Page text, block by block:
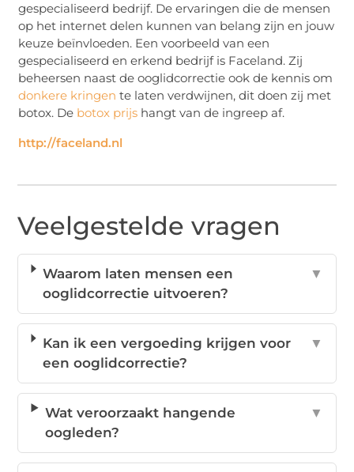
gespecialiseerd bedrijf. De ervaringen die de mensen
op het internet delen kunnen van belang zijn en jouw
keuze beïnvloeden. Een voorbeeld van een
gespecialiseerd en erkend bedrijf is Faceland. Zij
beheersen naast de ooglidcorrectie ook de kennis om
donkere kringen te laten verdwijnen, dit doen zij met
botox. De botox prijs hangt van de ingreep af.
http://faceland.nl
Veelgestelde vragen
Waarom laten mensen een
ooglidcorrectie uitvoeren?
▼
Kan ik een vergoeding krijgen voor
een ooglidcorrectie?
▼
Wat veroorzaakt hangende
oogleden?
▼